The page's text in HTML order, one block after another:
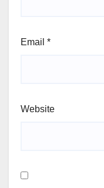
Email *
Website